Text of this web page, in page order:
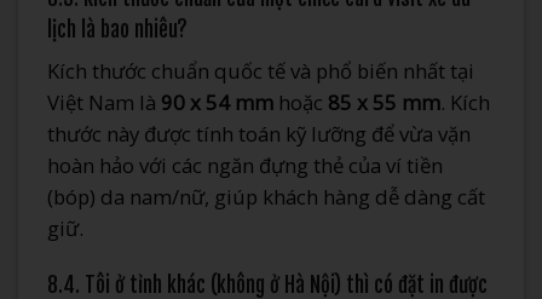
lịch là bao nhiêu?
Kích thước chuẩn quốc tế và phổ biến nhất tại
Việt Nam là 90 x 54 mm hoặc 85 x 55 mm. Kích
thước này được tính toán kỹ lưỡng để vừa vặn
hoàn hảo với các ngăn đựng thẻ của ví tiền
(bóp) da nam/nữ, giúp khách hàng dễ dàng cất
giữ.
8.4. Tôi ở tỉnh khác (không ở Hà Nội) thì có đặt in được